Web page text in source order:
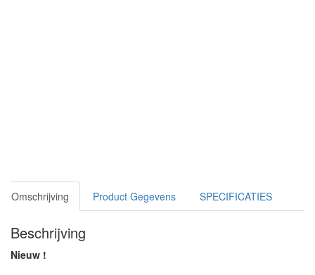
Omschrijving Product Gegevens SPECIFICATIES
Beschrijving
Nieuw !